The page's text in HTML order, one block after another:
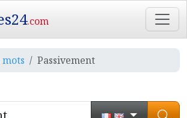
.com
Passivement